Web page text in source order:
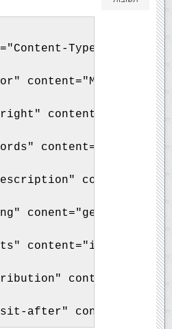
Type"
content="My Name" />
content="My
content="…
content="…
conent="general" />
content="index,
after" content="1">